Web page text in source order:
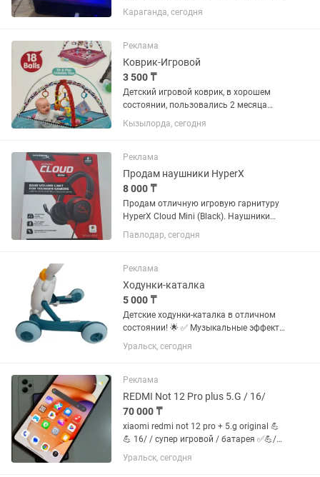
гб Оперативка 32 гб Windows 11 pro
Монитор xtreon 240 герц Второй
Караганда, сегодня
Реклама
Коврик-Игровой
3 500 ₸
Детский игровой коврик, в хорошем
состоянии, пользовались 2 месяца
только, купили поздно ) покупала за
8000тг, отдам за 3500тг
Кызылорда, сегодня
Реклама
Продам наушники HyperX
8 000 ₸
Продам отличную игровую гарнитуру
HyperX Cloud Mini (Black). Наушники
абсолютно новые, в заводской
упаковке, не распечатывались
Покупались в официальном магазине.
Павлодар, сегодня
Реклама
Ходунки-каталка
5 000 ₸
Детские ходунки-каталка в отличном
состоянии! 🌟 ✅ Музыкальные эффекты
✅ Световые эффекты ✅ Развивающая
игровая панель ✅ Устойчивая и
малышу учиться ходить ✅ Все...
Уральск, сегодня
Реклама
REDMI Not 12 Pro plus 5.G / 16/
70 000 ₸
xiaomi redmi not 12 pro + 5.g original 💪
💪 16/ / супер игровой / батарея ✅💪/
документы есть / чехол стекло /
уральск аксай доставка
Уральск, сегодня